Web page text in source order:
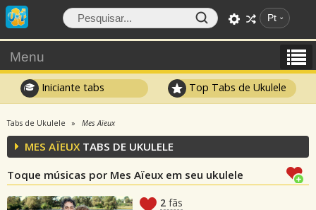
Pt
Menu
Iniciante tabs Top Tabs de Ukulele
Tabs de Ukulele Mes Aïeux
MES AÏEUX TABS DE UKULELE
Toque músicas por Mes Aïeux em seu ukulele
2 fãs